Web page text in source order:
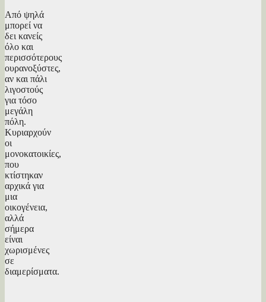
Από ψηλά
μπορεί να
δει κανείς
όλο και
περισσότερους
ουρανοξύστες,
αν και πάλι
λιγοστούς
για τόσο
μεγάλη
πόλη.
Κυριαρχούν
οι
μονοκατοικίες,
που
κτίστηκαν
αρχικά για
μια
οικογένεια,
αλλά
σήμερα
είναι
χωρισμένες
σε
διαμερίσματα.